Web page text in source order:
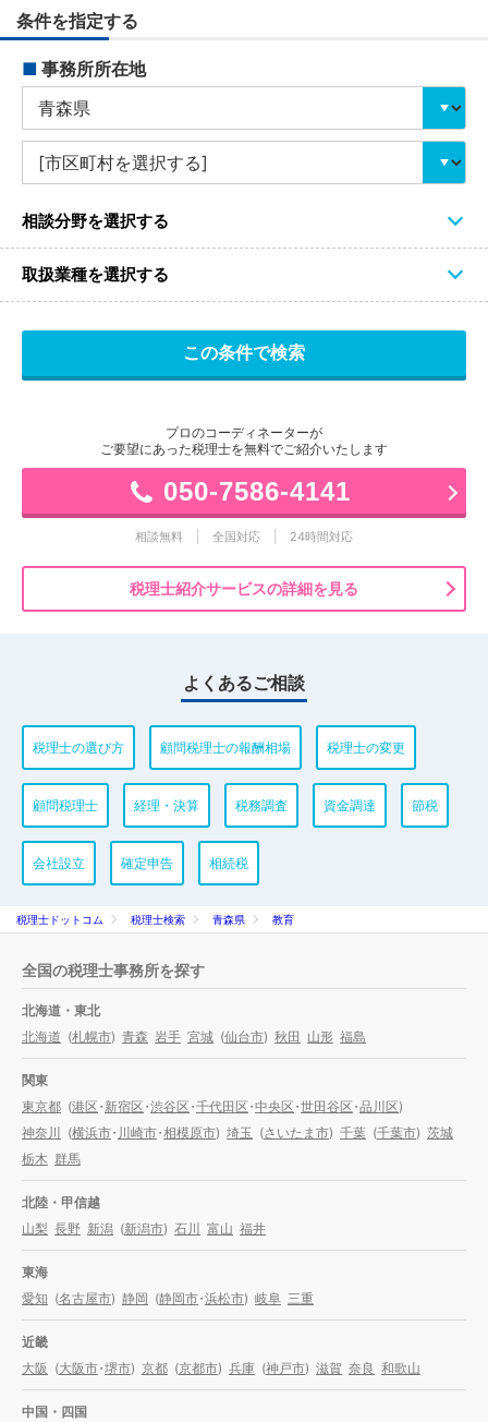
条件を指定する
■ 事務所所在地
相談分野を選択する
取扱業種を選択する
プロのコーディネーターが
ご要望にあった税理士を無料でご紹介いたします
050-7586-4141
相談無料 全国対応 24時間対応
税理士紹介サービスの詳細を見る
よくあるご相談
税理士の選び方 顧問税理士の報酬相場 税理士の変更
顧問税理士 経理・決算 税務調査 資金調達 節税
会社設立 確定申告 相続税
税理士ドットコム 税理士検索 青森県 教育
全国の税理士事務所を探す
北海道・東北
北海道 (札幌市) 青森 岩手 宮城 (仙台市) 秋田 山形 福島
関東
東京都 (港区・新宿区・渋谷区・千代田区・中央区・世田谷区・品川区)
神奈川
(横浜市・川崎市・相模原市) 埼玉 (さいたま市) 千葉 (千葉市) 茨城
栃木 群馬
北陸・甲信越
山梨 長野 新潟 (新潟市) 石川 富山 福井
東海
愛知 (名古屋市) 静岡 (静岡市・浜松市) 岐阜 三重
近畿
大阪 (大阪市・堺市) 京都 (京都市) 兵庫 (神戸市) 滋賀 奈良 和歌山
中国・四国